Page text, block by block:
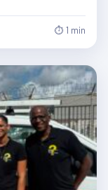
⏱ 1 min